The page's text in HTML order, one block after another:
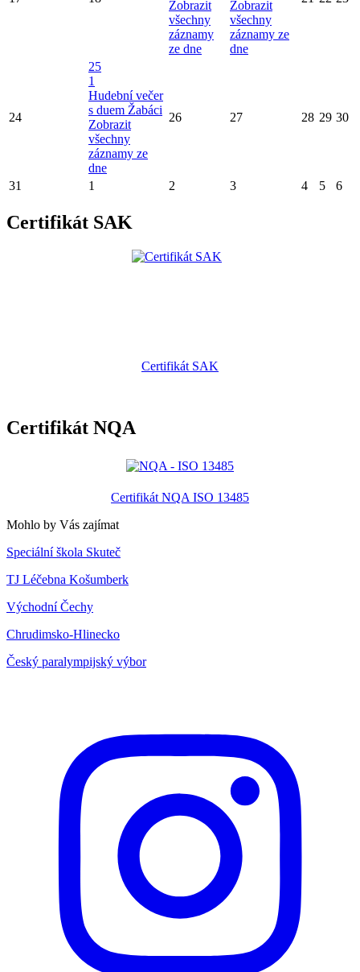
Zobrazit
všechny
záznamy
ze dne
Zobrazit
všechny
záznamy ze
dne
24
25
1
Hudební večer
s duem Žabáci
Zobrazit
všechny
záznamy ze
dne
26 27 28 29 30
31 1 2 3 4 5 6
Certifikát SAK
Certifikát SAK
Certifikát NQA
Certifikát NQA ISO 13485
Mohlo by Vás zajímat
Speciální škola Skuteč
TJ Léčebna Košumberk
Východní Čechy
Chrudimsko-Hlinecko
Český paralympijský výbor